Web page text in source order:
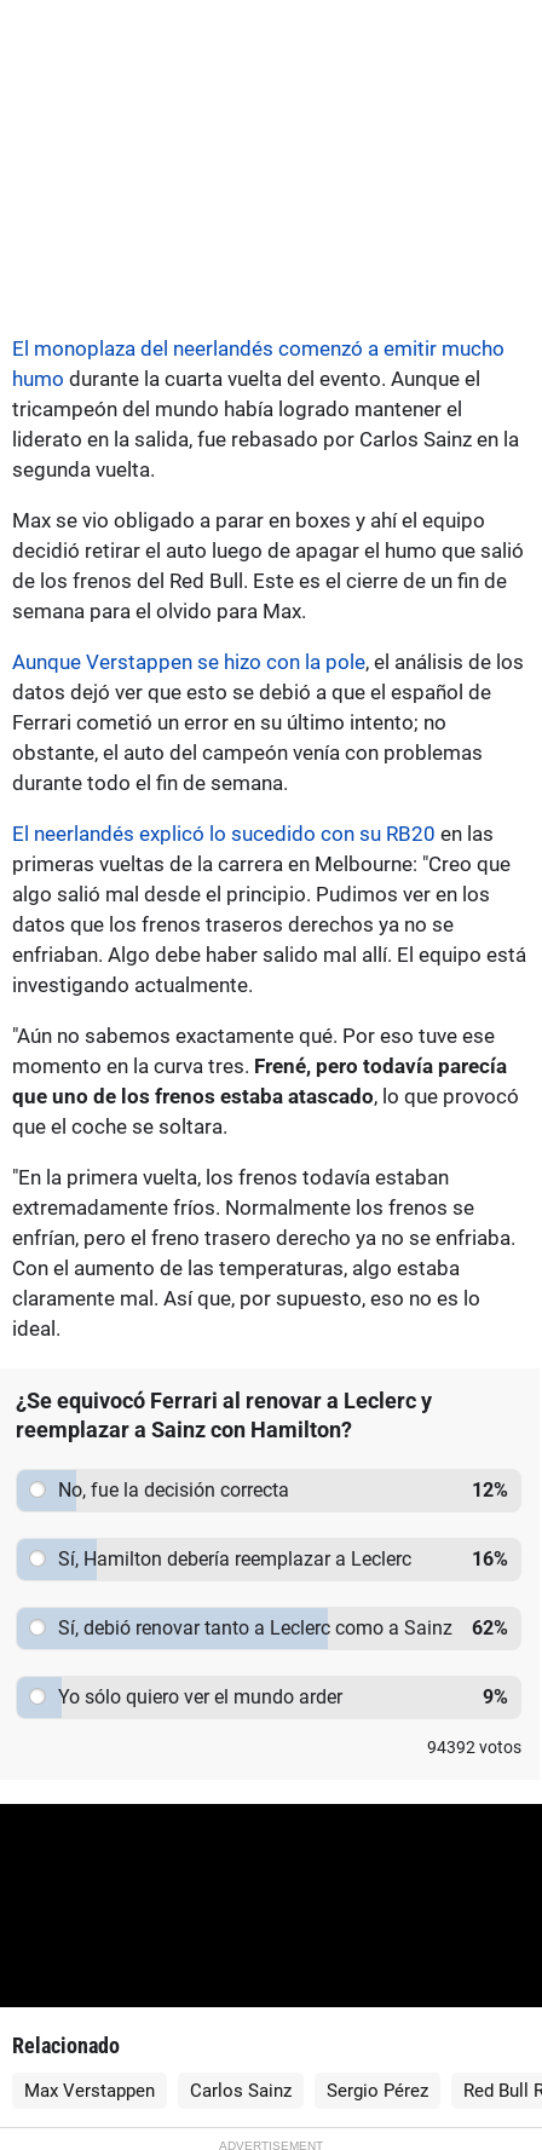
El monoplaza del neerlandés comenzó a emitir mucho
humo durante la cuarta vuelta del evento. Aunque el
tricampeón del mundo había logrado mantener el
liderato en la salida, fue rebasado por Carlos Sainz en la
segunda vuelta.
Max se vio obligado a parar en boxes y ahí el equipo
decidió retirar el auto luego de apagar el humo que salió
de los frenos del Red Bull. Este es el cierre de un fin de
semana para el olvido para Max.
Aunque Verstappen se hizo con la pole, el análisis de los
datos dejó ver que esto se debió a que el español de
Ferrari cometió un error en su último intento; no
obstante, el auto del campeón venía con problemas
durante todo el fin de semana.
El neerlandés explicó lo sucedido con su RB20 en las
primeras vueltas de la carrera en Melbourne: "Creo que
algo salió mal desde el principio. Pudimos ver en los
datos que los frenos traseros derechos ya no se
enfriaban. Algo debe haber salido mal allí. El equipo está
investigando actualmente.
"Aún no sabemos exactamente qué. Por eso tuve ese
momento en la curva tres. Frené, pero todavía parecía
que uno de los frenos estaba atascado, lo que provocó
que el coche se soltara.
"En la primera vuelta, los frenos todavía estaban
extremadamente fríos. Normalmente los frenos se
enfrían, pero el freno trasero derecho ya no se enfriaba.
Con el aumento de las temperaturas, algo estaba
claramente mal. Así que, por supuesto, eso no es lo
ideal.
¿Se equivocó Ferrari al renovar a Leclerc y
reemplazar a Sainz con Hamilton?
No, fue la decisión correcta 12%
Sí, Hamilton debería reemplazar a Leclerc 16%
Sí, debió renovar tanto a Leclerc como a Sainz 62%
Yo sólo quiero ver el mundo arder 9%
94392 votos
Relacionado
Max Verstappen Carlos Sainz Sergio Pérez Red Bull
ADVERTISEMENT